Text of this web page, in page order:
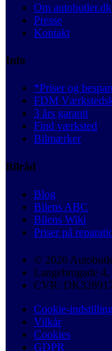
Om autobutler.dk
Presse
Kontakt
Info
*Priser og
FDM
3 års garanti
Find værksted
Bilmærker
Bilråd
Blog
Bilens ABC
Bilens Wiki
Priser på
© 2026
Langebrogade
CVR:
Cookie-
Vilkår
Cookies
GDPR